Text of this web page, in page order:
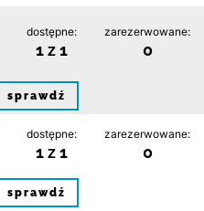
dostępne:
1 z 1
zarezerwowane:
0
sprawdź
dostępne:
1 z 1
zarezerwowane:
0
sprawdź